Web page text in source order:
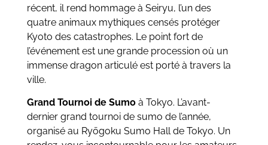
récent, il rend hommage à Seiryu, l’un des
quatre animaux mythiques censés protéger
Kyoto des catastrophes. Le point fort de
l’événement est une grande procession où un
immense dragon articulé est porté à travers la
ville.
Grand Tournoi de Sumoà Tokyo. L’avant-
dernier grand tournoi de sumo de l’année,
organisé au Ryōgoku Sumo Hall de Tokyo. Un